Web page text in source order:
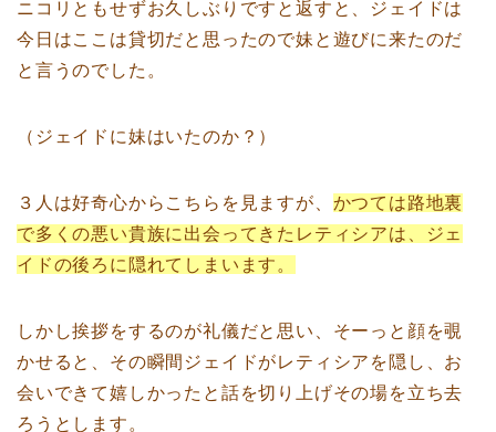
ニコリともせずお久しぶりですと返すと、ジェイドは
今日はここは貸切だと思ったので妹と遊びに来たのだ
と言うのでした。
（ジェイドに妹はいたのか？）
３人は好奇心からこちらを見ますが、 かつては路地裏
で多くの悪い貴族に出会ってきたレティシアは、ジェ
イドの後ろに隠れてしまいます。
しかし挨拶をするのが礼儀だと思い、そーっと顔を覗
かせると、その瞬間ジェイドがレティシアを隠し、お
会いできて嬉しかったと話を切り上げその場を立ち去
ろうとします。